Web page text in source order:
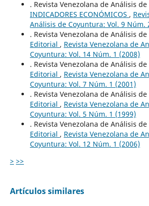
. Revista Venezolana de Análisis
INDICADORES ECONÓMICOS ,
Análisis de Coyuntura: Vol. 9 Núm.
. Revista Venezolana de Análisis
Editorial , Revista Venezolana de
Coyuntura: Vol. 14 Núm. 1 (2008)
. Revista Venezolana de Análisis
Editorial , Revista Venezolana de
Coyuntura: Vol. 7 Núm. 1 (2001)
. Revista Venezolana de Análisis
Editorial , Revista Venezolana de
Coyuntura: Vol. 5 Núm. 1 (1999)
. Revista Venezolana de Análisis
Editorial , Revista Venezolana de
Coyuntura: Vol. 12 Núm. 1 (2006)
> >>
Artículos similares